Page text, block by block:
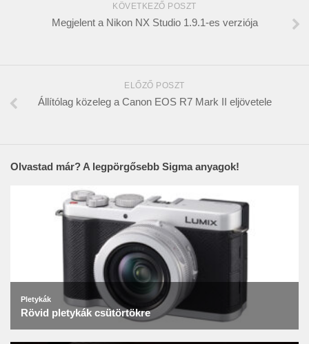
KÖVETKEZŐ POSZT
Megjelent a Nikon NX Studio 1.9.1-es verziója
ELŐZŐ POSZT
Állítólag közeleg a Canon EOS R7 Mark II eljövetele
Olvastad már? A legpörgősebb Sigma anyagok!